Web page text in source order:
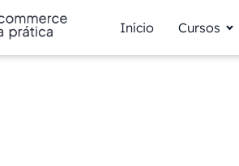
Início Cursos